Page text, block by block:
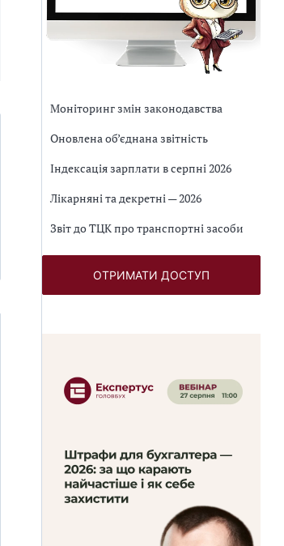
Моніторинг змін законодавства
Оновлена об’єднана звітність
Індексація зарплати в серпні 2026
Лікарняні та декретні — 2026
Звіт до ТЦК про транспортні засоби
ОТРИМАТИ ДОСТУП